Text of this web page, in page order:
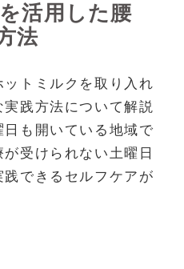
活用した腰
法
トミルクを取り入れ
践方法について解説
も開いている地域で
受けられない土曜日
できるセルフケアが